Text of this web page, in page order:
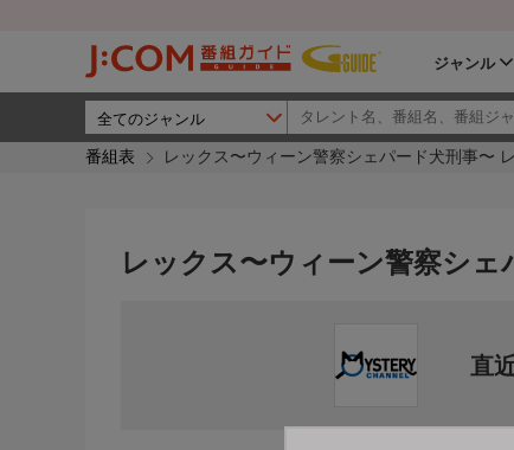
ジャンル
番組表 レックス〜ウィーン警察シェパード犬刑事〜
レックス〜ウィーン警察シ
直